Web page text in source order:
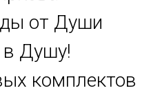
от Души
Душу!
комплектов